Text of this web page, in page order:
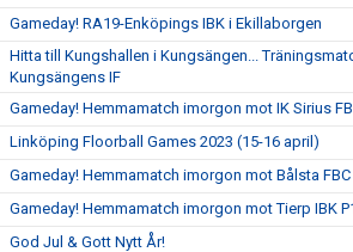
Gameday! RA19-Enköpings IBK i Ekillaborgen
Hitta till Kungshallen i Kungsängen...
Kungsängens IF
Gameday! Hemmamatch imorgon mot IK Sirius
Linköping Floorball Games 2023 (15-16 april)
Gameday! Hemmamatch imorgon mot Bålsta FBC
Gameday! Hemmamatch imorgon mot Tierp IBK
God Jul & Gott Nytt År!